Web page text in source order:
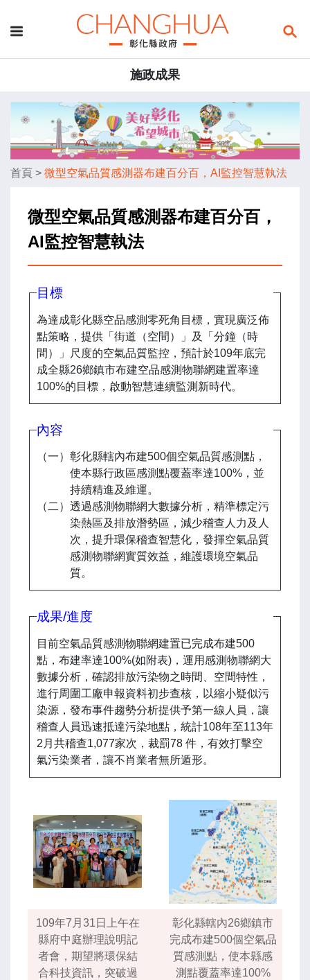
施政成果
首頁 > 微型空氣品質感測器布建百分百，AI監控智慧執法
微型空氣品質感測器布建百分百，
AI監控智慧執法
目標
為達成彰化縣空品感測零死角目標，實現廣泛佈
點策略，提供「街道（空間）」及「分鐘（時
間）」尺度的空氣品質監控，預計於109年底完
成全縣26鄉鎮市布建空品感測物聯網建置率達
100%的目標，啟動智慧連續監測新時代。
內容
（一）彰化縣轄內布建500個空氣品質感測點，
使本縣行政區感測點覆蓋率達100%，並
持續精進及維運。
（二）透過感測物聯網大數據分析，精準標定污
染熱區及排放潛勢區，減少稽查人力及人
次，提升環保稽查智慧化，發揮空氣品質
感測物聯網實質效益，維護環境空氣品
質。
成果/進度
目前空氣品質感測物聯網建置已完成布建500
點，布建率達100%(如附表)，運用感測物聯網大
數據分析，確認排放污染物之時間、空間特性，
進行周圍工廠申報資料初步查核，以縮小疑似污
染源，發布事件趨勢分析提供予第一線人員，讓
稽查人員迅速抵達污染地點，統計108年至113年
2月共稽查1,077家次，裁罰78 件，有效打擊空
氣污染業者，讓不肖業者無所遁形。
109年7月31日上午在
縣府中庭辦理說明記
者會，期望將環保結
合科技資訊，突破過
彰化縣轄內26鄉鎮市
完成布建500個空氣品
質感測點，使本縣感
測點覆蓋率達100%